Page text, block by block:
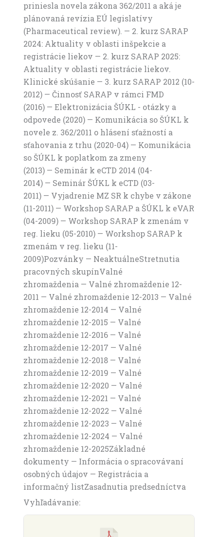
priniesla novela zákona 362/2011 a aká je
plánovaná revízia EÚ legislatívy
(Pharmaceutical review). — 2. kurz SARAP
2024: Aktuality v oblasti inšpekcie a
registrácie liekov — 2. kurz SARAP 2025:
Aktuality v oblasti registrácie liekov.
Klinické skúšanie — 3. kurz SARAP 2012 (10-
2012) — Činnosť SARAP v rámci FMD
(2016) — Elektronizácia ŠÚKL - otázky a
odpovede (2020) — Komunikácia so ŠÚKL k
novele z. 362/2011 o hlásení sťažností a
sťahovania z trhu (2020-04) — Komunikácia
so ŠÚKL k poplatkom za zmeny
(2013) — Seminár k eCTD 2014 (04-
2014) — Seminár ŠÚKL k eCTD (03-
2011) — Vyjadrenie MZ SR k chybe v zákone
(11-2011) — Workshop SARAP a ŠÚKL k eVAR
(04-2009) — Workshop SARAP k zmenám v
reg. lieku (05-2010) — Workshop SARAP k
zmenám v reg. lieku (11-
2009)Pozvánky — NeaktuálneStretnutia
pracovných skupínValné
zhromaždenia — Valné zhromaždenie 12-
2011 — Valné zhromaždenie 12-2013 — Valné
zhromaždenie 12-2014 — Valné
zhromaždenie 12-2015 — Valné
zhromaždenie 12-2016 — Valné
zhromaždenie 12-2017 — Valné
zhromaždenie 12-2018 — Valné
zhromaždenie 12-2019 — Valné
zhromaždenie 12-2020 — Valné
zhromaždenie 12-2021 — Valné
zhromaždenie 12-2022 — Valné
zhromaždenie 12-2023 — Valné
zhromaždenie 12-2024 — Valné
zhromaždenie 12-2025Základné
dokumenty — Informácia o spracovávaní
osobných údajov — Registrácia a
informačný listZasadnutia predsedníctva
Vyhľadávanie: